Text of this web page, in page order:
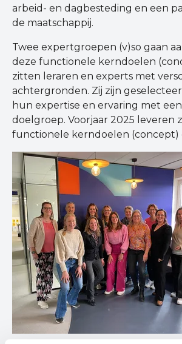
arbeid- en dagbesteding en een
de maatschappij.
Twee expertgroepen (v)so gaan
deze functionele kerndoelen
zitten leraren en experts met
achtergronden. Zij zijn
hun expertise en ervaring met
doelgroep. Voorjaar 2025 leveren
functionele kerndoelen (concept)